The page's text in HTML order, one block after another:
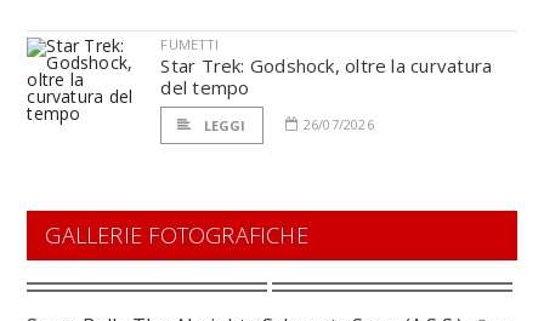
FUMETTI
Star Trek: Godshock, oltre la curvatura
del tempo
LEGGI 26/07/2026
GALLERIE FOTOGRAFICHE